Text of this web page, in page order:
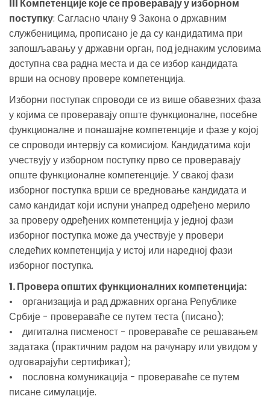
III Компетенције које се проверавају у изборном
поступку: Сагласно члану 9 Закона о државним
службеницима, прописано је да су кандидатима при
запошљавању у државни орган, под једнаким условима
доступна сва радна места и да се избор кандидата
врши на основу провере компетенција.
Изборни поступак спроводи се из више обавезних фаза
у којима се проверавају опште функционалне, посебне
функционалне и понашајне компетенције и фазе у којој
се спроводи интервју са комисијом. Кандидатима који
учествују у изборном поступку прво се проверавају
опште функционалне компетенције. У свакој фази
изборног поступка врши се вредновање кандидата и
само кандидат који испуни унапред одређено мерило
за проверу одређених компетенција у једној фази
изборног поступка може да учествује у провери
следећих компетенција у истој или наредној фази
изборног поступка.
1. Провера општих функционалних компетенција:
• организација и рад државних органа Републике
Србије - провераваће се путем теста (писано);
• дигитална писменост - провераваће се решавањем
задатака (практичним радом на рачунару или увидом у
одговарајући сертификат);
• пословна комуникација - провераваће се путем
писане симулације.